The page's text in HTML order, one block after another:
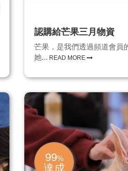
認購給芒果三月物資
芒果，是我們透過頻道會員
她... READ MORE
99%
達成